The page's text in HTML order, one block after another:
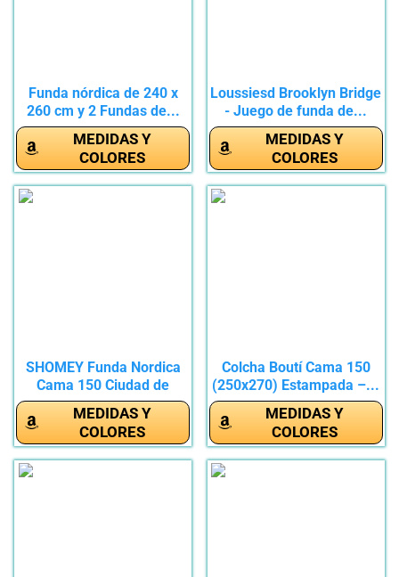
Funda nórdica de 240 x
260 cm y 2 Fundas de...
MEDIDAS Y
COLORES
Loussiesd Brooklyn Bridge
- Juego de funda de...
MEDIDAS Y
COLORES
SHOMEY Funda Nordica
Cama 150 Ciudad de
Nueva York...
MEDIDAS Y
COLORES
Colcha Boutí Cama 150
(250x270) Estampada –...
MEDIDAS Y
COLORES